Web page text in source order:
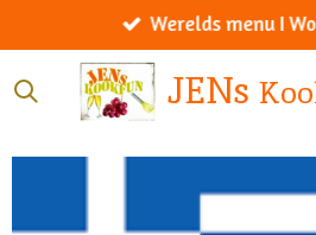
direct
naar
JENs
Werelds menu I